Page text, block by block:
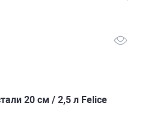
20 см / 2,5 л Felice